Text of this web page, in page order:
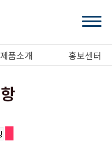
제품소개 홍보센터